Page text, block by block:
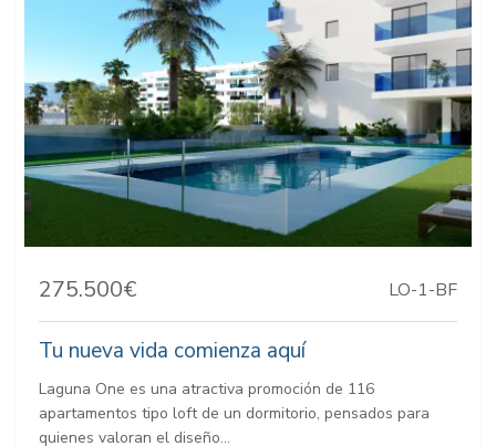
275.500€ LO-1-BF
Tu nueva vida comienza aquí
Laguna One es una atractiva promoción de 116
apartamentos tipo loft de un dormitorio, pensados para
quienes valoran el diseño...